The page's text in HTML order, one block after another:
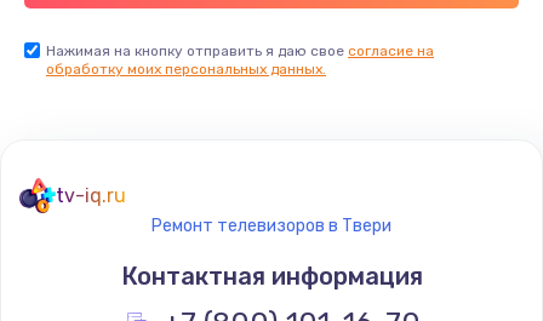
400 руб.
Заказать
900 руб.
Нажимая на кнопку отправить я даю свое согласие на
обработку моих персональных данных.
tv-iq.ru
Ремонт телевизоров в Твери
Контактная информация